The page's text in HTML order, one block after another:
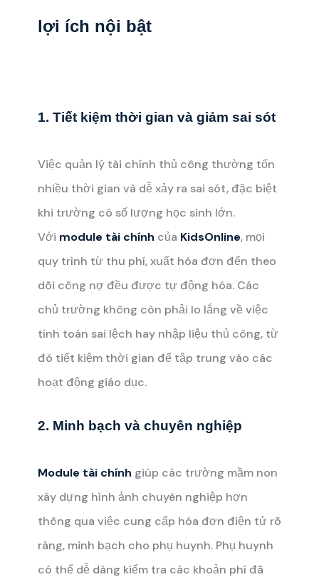
lợi ích nội bật
1. Tiết kiệm thời gian và giảm sai sót
Việc quản lý tài chính thủ công thường tốn
nhiều thời gian và dễ xảy ra sai sót, đặc biệt
khi trường có số lượng học sinh lớn.
Với module tài chính của KidsOnline, mọi
quy trình từ thu phí, xuất hóa đơn đến theo
dõi công nợ đều được tự động hóa. Các
chủ trường không còn phải lo lắng về việc
tính toán sai lệch hay nhập liệu thủ công, từ
đó tiết kiệm thời gian để tập trung vào các
hoạt động giáo dục.
2. Minh bạch và chuyên nghiệp
Module tài chính giúp các trường mầm non
xây dựng hình ảnh chuyên nghiệp hơn
thông qua việc cung cấp hóa đơn điện tử rõ
ràng, minh bạch cho phụ huynh. Phụ huynh
có thể dễ dàng kiểm tra các khoản phí đã